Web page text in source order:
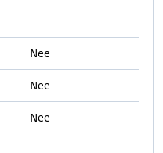
Nee
Nee
Nee